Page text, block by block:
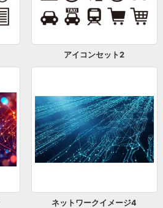
アイコンセット2
ネットワークイメージ4